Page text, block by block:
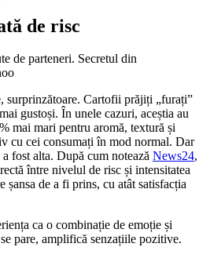
de risc
surprinzătoare. Cartofii prăjiți „furați”
gustoși. În unele cazuri, aceștia au
mai mari pentru aromă, textură și
cu cei consumați în mod normal. Dar
fost alta. După cum notează News24,
între nivelul de risc și intensitatea
șansa de a fi prins, cu atât satisfacția
ca o combinație de emoție și
pare, amplifică senzațiile pozitive.